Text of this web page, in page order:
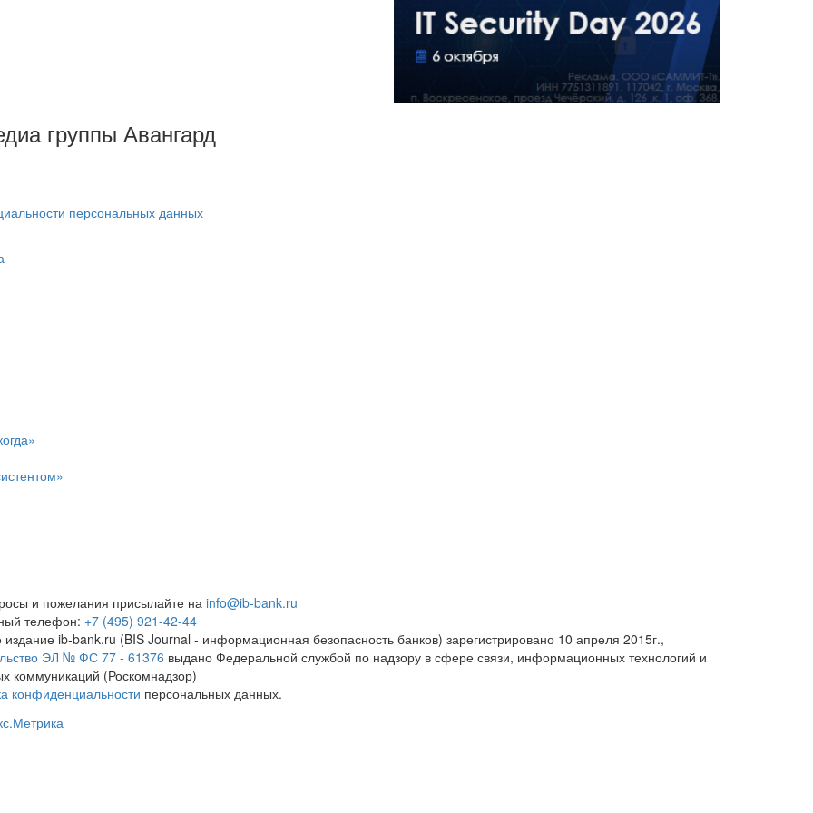
группы Авангард
персональных данных
и пожелания присылайте на info@ib-bank.ru
телефон: +7 (495) 921-42-44
издание ib-bank.ru (BIS Journal - информационная безопасность банков) зарегистрировано 10 апреля 2015г.,
ЭЛ № ФС 77 - 61376 выдано Федеральной службой по надзору в сфере связи, информационных технологий и
коммуникаций (Роскомнадзор)
конфиденциальности персональных данных.